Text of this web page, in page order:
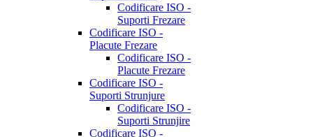
Codificare ISO -
Suporti Frezare
Codificare ISO -
Placute Frezare
Codificare ISO -
Placute Frezare
Codificare ISO -
Suporti Strunjure
Codificare ISO -
Suporti Strunjire
Codificare ISO -